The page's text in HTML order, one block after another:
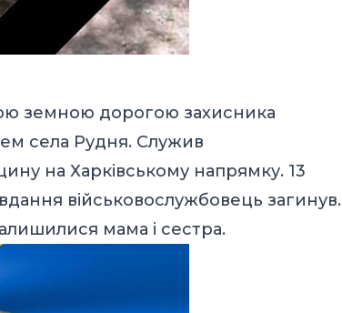
земною дорогою захисника
села Рудня. Служив
на Харківському напрямку. 13
військовослужбовець загинув.
мама і сестра.